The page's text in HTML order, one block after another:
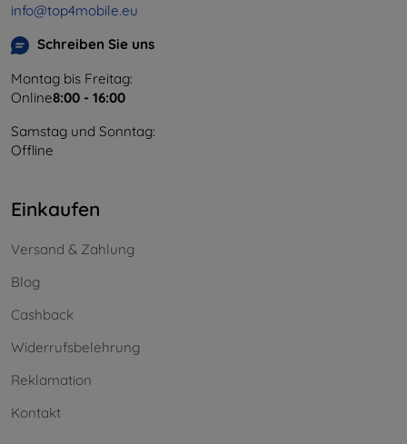
info@top4mobile.eu
Schreiben Sie uns
Montag bis Freitag:
Online8:00 - 16:00
Samstag und Sonntag:
Offline
Einkaufen
Versand & Zahlung
Blog
Cashback
Widerrufsbelehrung
Reklamation
Kontakt